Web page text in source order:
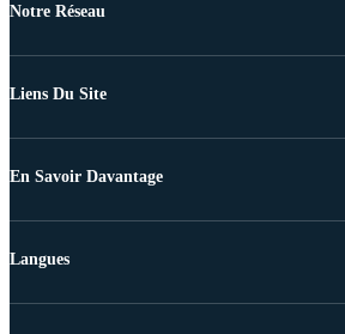
Notre Réseau
Liens Du Site
En Savoir Davantage
Langues